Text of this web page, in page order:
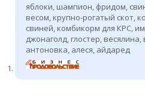
яблоки, шампион, фридом,
весом, крупно-рогатый скот,
свиней, комбикорм для КРС,
джонаголд, глостер,
антоновка, алеся, айдаред